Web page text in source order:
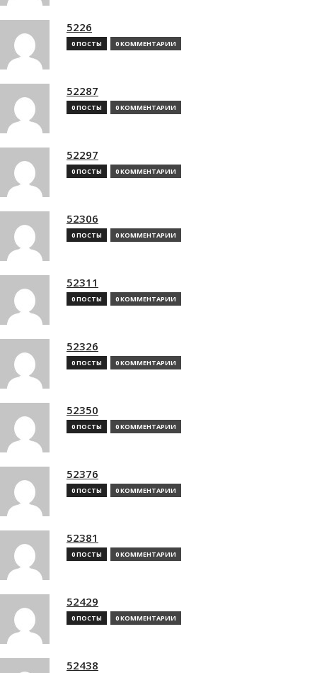
5226
0 ПОСТЫ 0 КОММЕНТАРИИ
52287
0 ПОСТЫ 0 КОММЕНТАРИИ
52297
0 ПОСТЫ 0 КОММЕНТАРИИ
52306
0 ПОСТЫ 0 КОММЕНТАРИИ
52311
0 ПОСТЫ 0 КОММЕНТАРИИ
52326
0 ПОСТЫ 0 КОММЕНТАРИИ
52350
0 ПОСТЫ 0 КОММЕНТАРИИ
52376
0 ПОСТЫ 0 КОММЕНТАРИИ
52381
0 ПОСТЫ 0 КОММЕНТАРИИ
52429
0 ПОСТЫ 0 КОММЕНТАРИИ
52438